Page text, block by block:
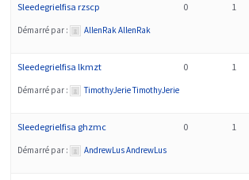
Sleedegrielfisa rzscp
Démarré par : AllenRak AllenRak
0 1
Sleedegrielfisa lkmzt
Démarré par : TimothyJerie TimothyJerie
0 1
Sleedegrielfisa ghzmc
Démarré par : AndrewLus AndrewLus
0 1